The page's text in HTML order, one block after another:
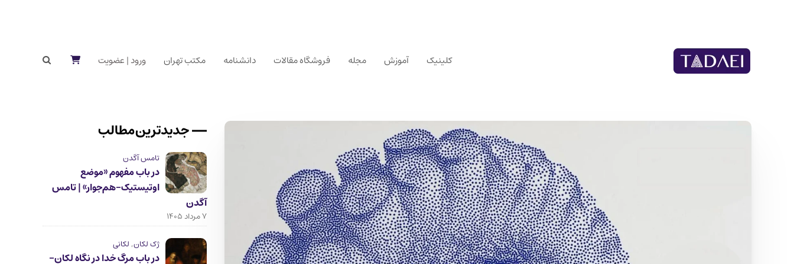
کلینیک آموزش مجله فروشگاه مقالات دانشنامه مکتب تهران ورود | عضویت
جدیدترین مطالب
تامس آگدن
در باب مفهوم «موضع
اوتیستیک-هم‌جوار» | تامس
آگدن
۷ مرداد ۱۴۰۵
ژک لکان,لکانی
در باب مرگ خدا در نگاه لکان-